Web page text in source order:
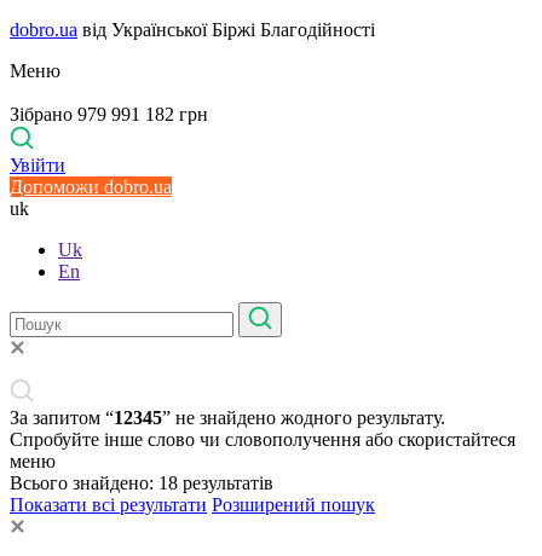
dobro.ua від Української Біржі Благодійності
Меню
Зібрано 979 991 182 грн
Увійти
Допоможи dobro.ua
uk
Uk
En
За запитом “12345” не знайдено жодного результату.
Спробуйте інше слово чи словополучення або скористайтеся
меню
Всього знайдено: 18 результатів
Показати всі результати Розширений пошук